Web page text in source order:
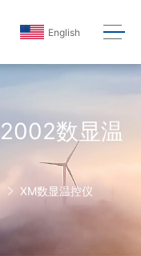
English
数显温
XM数显温控仪